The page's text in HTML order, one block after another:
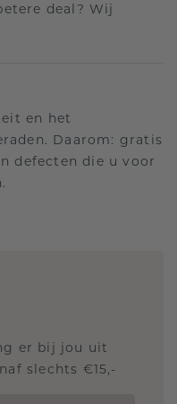
deal? Wij
en het
Daarom: gratis
defecten die u voor
er bij jou uit
slechts €15,-